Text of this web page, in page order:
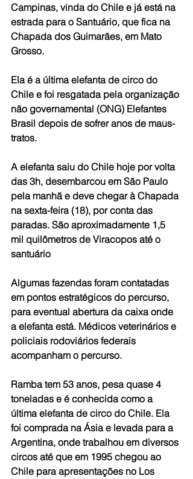
Campinas, vinda do Chile e já está na
estrada para o Santuário, que fica na
Chapada dos Guimarães, em Mato
Grosso.
Ela é a última elefanta de circo do
Chile e foi resgatada pela organização
não governamental (ONG) Elefantes
Brasil depois de sofrer anos de maus-
tratos.
A elefanta saiu do Chile hoje por volta
das 3h, desembarcou em São Paulo
pela manhã e deve chegar à Chapada
na sexta-feira (18), por conta das
paradas. São aproximadamente 1,5
mil quilômetros de Viracopos até o
santuário
Algumas fazendas foram contatadas
em pontos estratégicos do percurso,
para eventual abertura da caixa onde
a elefanta está. Médicos veterinários e
policiais rodoviários federais
acompanham o percurso.
Ramba tem 53 anos, pesa quase 4
toneladas e é conhecida como a
última elefanta de circo do Chile. Ela
foi comprada na Ásia e levada para a
Argentina, onde trabalhou em diversos
circos até que em 1995 chegou ao
Chile para apresentações no Los